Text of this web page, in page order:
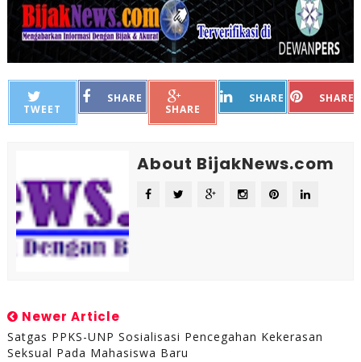
TWEET
SHARE
SHARE
SHARE SHARE
About BijakNews.com
Newer Article
Satgas PPKS-UNP Sosialisasi Pencegahan Kekerasan
Seksual Pada Mahasiswa Baru